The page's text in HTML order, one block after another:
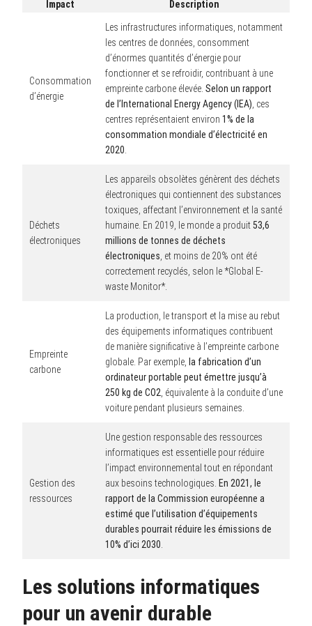
Impact Description
Consommation
d’énergie
Les infrastructures informatiques, notamment
les centres de données, consomment
d’énormes quantités d’énergie pour
fonctionner et se refroidir, contribuant à une
empreinte carbone élevée. Selon un rapport
de l’International Energy Agency (IEA) , ces
centres représentaient environ 1% de la
consommation mondiale d’électricité en
2020
Déchets
électroniques
Les appareils obsolètes génèrent des déchets
électroniques qui contiennent des substances
toxiques, affectant l’environnement et la santé
humaine. En 2019, le monde a produit53,6
millions de tonnes de déchets
électroniques , et moins de 20% ont été
correctement recyclés, selon le *Global E-
waste Monitor*.
Empreinte
carbone
La production, le transport et la mise au rebut
des équipements informatiques contribuent
de manière significative à l’empreinte carbone
globale. Par exemple, la fabrication d’un
ordinateur portable peut émettre jusqu’à
250 kg de CO2 , équivalente à la conduite d’une
voiture pendant plusieurs semaines.
Gestion des
ressources
Une gestion responsable des ressources
informatiques est essentielle pour réduire
l’impact environnemental tout en répondant
aux besoins technologiques. En 2021, le
rapport de la Commission européenne a
estimé que l’utilisation d’équipements
durables pourrait réduire les émissions de
10% d’ici 2030
Les solutions informatiques
pour un avenir durable